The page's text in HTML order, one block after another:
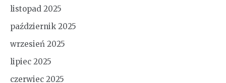
listopad 2025
październik 2025
wrzesień 2025
lipiec 2025
czerwiec 2025